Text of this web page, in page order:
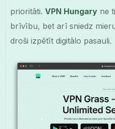
prioritāti.VPN Hungary ne
brīvību, bet arī sniedz
droši izpētīt digitālo pasauli.